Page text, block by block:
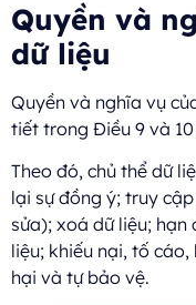
Quyền và
dữ liệu
Quyền và nghĩa vụ
tiết trong Điều 9 và 10
Theo đó, chủ thể dữ
lại sự đồng ý; truy
sửa); xoá dữ liệu;
liệu; khiếu nại, tố
hại và tự bảo vệ.